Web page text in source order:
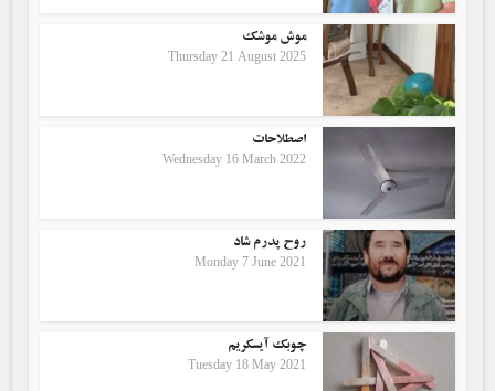
موش موشک
Thursday 21 August 2025
اصطلاحات
Wednesday 16 March 2022
روح پدرم شاد
Monday 7 June 2021
چوبک آیسکریم
Tuesday 18 May 2021